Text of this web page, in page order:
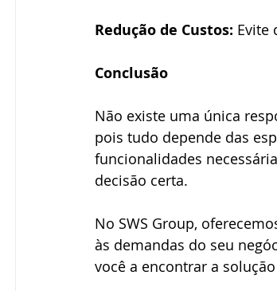
Redução de Custos: Evite
Conclusão
Não existe uma única
pois tudo depende das
funcionalidades
decisão certa.
No SWS Group,
às demandas do seu
você a encontrar a